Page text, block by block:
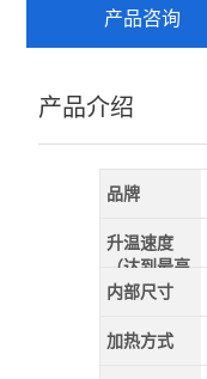
产品咨询
产品介绍
品牌
升温速度
（达到最高
温）
内部尺寸
加热方式